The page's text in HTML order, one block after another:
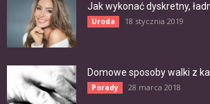
Jak wykonać dyskretny,
Uroda 18 stycznia 2019
Domowe sposoby walki z
Porady 28 marca 2018